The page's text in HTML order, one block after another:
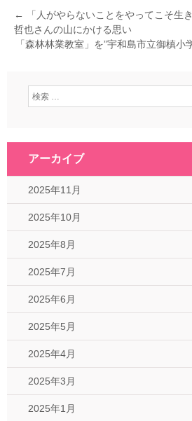
←
「人がやらないことをやってこそ
哲也さんの山にかける思い
「森林林業教室」を”宇和島市立御槙小
アーカイブ
2025年11月
2025年10月
2025年8月
2025年7月
2025年6月
2025年5月
2025年4月
2025年3月
2025年1月